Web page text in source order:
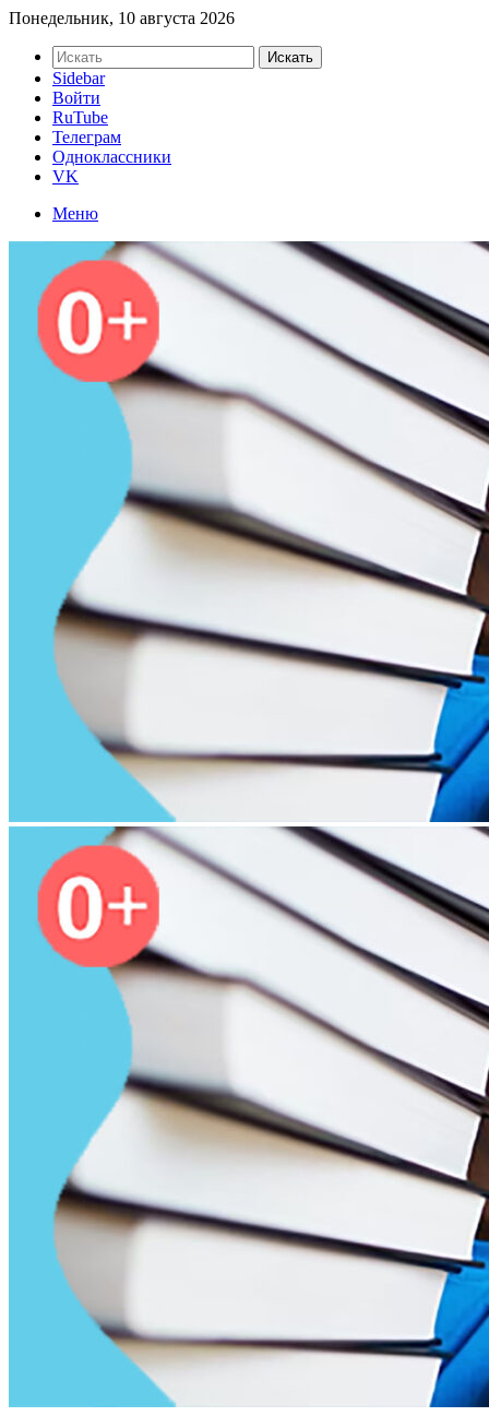
Понедельник, 10 августа 2026
Искать
Sidebar
Войти
RuTube
Телеграм
Одноклассники
VK
Меню